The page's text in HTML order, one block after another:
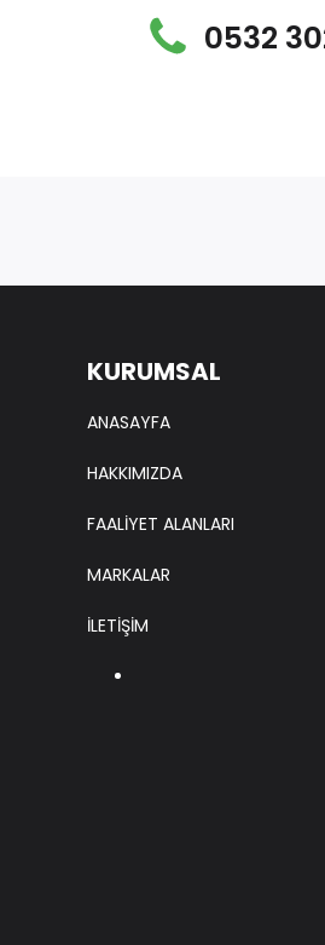
0532
KURUMSAL
ANASAYFA
HAKKIMIZDA
FAALİYET ALANLARI
MARKALAR
İLETİŞİM